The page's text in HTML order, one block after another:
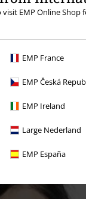
visit EMP Online
EMP France
EMP Česká
EMP Ireland
Large Nederland
EMP España